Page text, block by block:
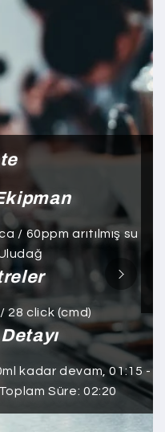
/ 60ppm arıtılmış su
28 click (cmd)
kadar devam, 01:15 -
Süre: 02:20